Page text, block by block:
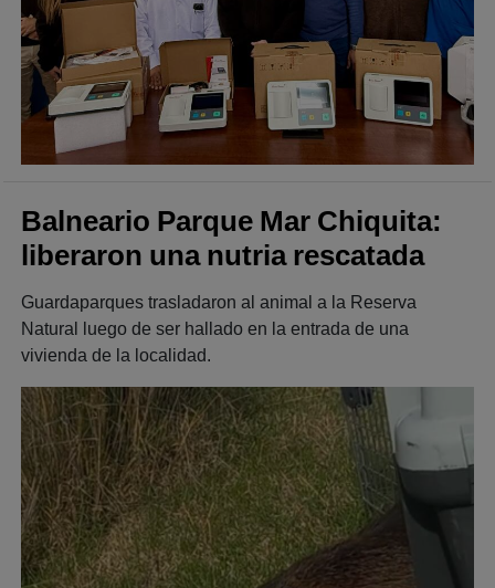
Balneario Parque Mar Chiquita:
liberaron una nutria rescatada
Guardaparques trasladaron al animal a la Reserva
Natural luego de ser hallado en la entrada de una
vivienda de la localidad.